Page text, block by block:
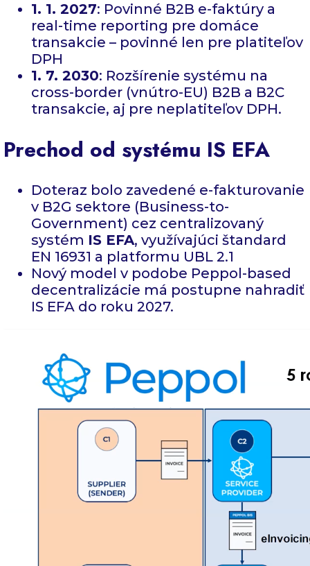
1. 1. 2027: Povinné B2B e-faktúry a
real-time reporting pre domáce
transakcie – povinné len pre platiteľov
DPH
1. 7. 2030: Rozšírenie systému na
cross-border (vnútro-EU) B2B a B2C
transakcie, aj pre neplatiteľov DPH.
Prechod od systému IS EFA
Doteraz bolo zavedené e-fakturovanie
v B2G sektore (Business-to-
Government) cez centralizovaný
systém IS EFA, využívajúci štandard
EN 16931 a platformu UBL 2.1
Nový model v podobe Peppol-based
decentralizácie má postupne nahradiť
IS EFA do roku 2027.